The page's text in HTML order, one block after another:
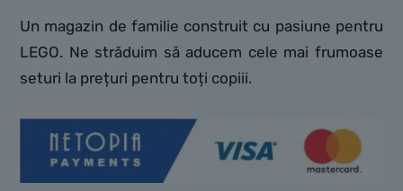
Un magazin de familie construit cu pasiune pentru
LEGO. Ne străduim să aducem cele mai frumoase
seturi la prețuri pentru toți copiii.